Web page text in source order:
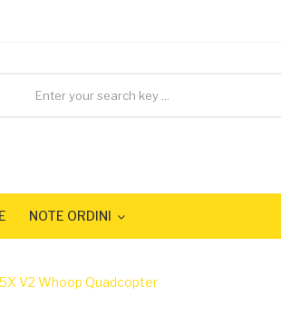
NOTE ORDINI
V2 Whoop Quadcopter